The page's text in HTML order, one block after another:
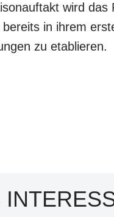
wird das
in ihrem
zu etablieren.